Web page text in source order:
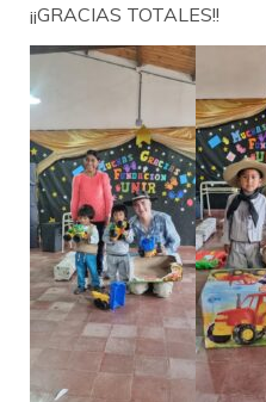
¡¡GRACIAS TOTALES!!